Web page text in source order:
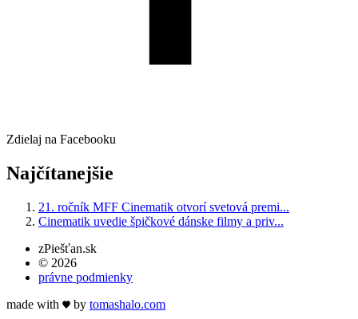
Zdielaj na Facebooku
Najčítanejšie
21. ročník MFF Cinematik otvorí svetová premi...
Cinematik uvedie špičkové dánske filmy a priv...
zPiešťan.sk
© 2026
právne podmienky
made with
by tomashalo.com